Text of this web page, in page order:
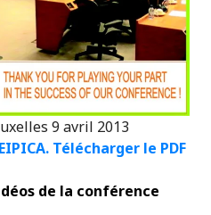
9 avril 2013
Téléchargerle PDF
de la conférence